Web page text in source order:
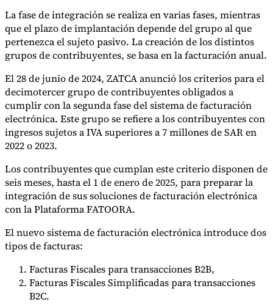
La fase de integración se realiza en varias fases, mientras
que el plazo de implantación depende del grupo al que
pertenezca el sujeto pasivo. La creación de los distintos
grupos de contribuyentes, se basa en la facturación anual.
El 28 de junio de 2024, ZATCA anunció los criterios para el
decimotercer grupo de contribuyentes obligados a
cumplir con la segunda fase del sistema de facturación
electrónica. Este grupo se refiere a los contribuyentes con
ingresos sujetos a IVA superiores a 7 millones de SAR en
2022 o 2023.
Los contribuyentes que cumplan este criterio disponen de
seis meses, hasta el 1 de enero de 2025, para preparar la
integración de sus soluciones de facturación electrónica
con la Plataforma FATOORA.
El nuevo sistema de facturación electrónica introduce dos
tipos de facturas:
Facturas Fiscales para transacciones B2B,
Facturas Fiscales Simplificadas para transacciones
B2C.